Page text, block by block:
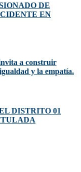
DE
EN
a construir
y la empatía.
DISTRITO 01